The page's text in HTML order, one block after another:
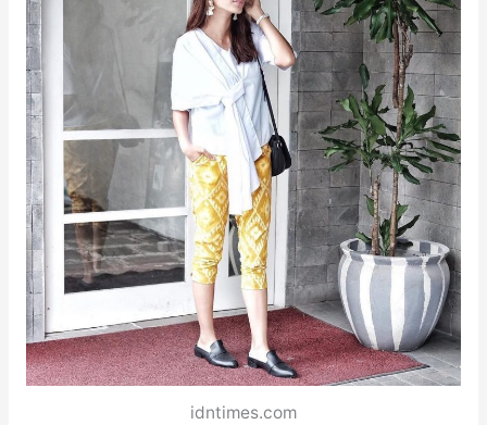
idntimes.com